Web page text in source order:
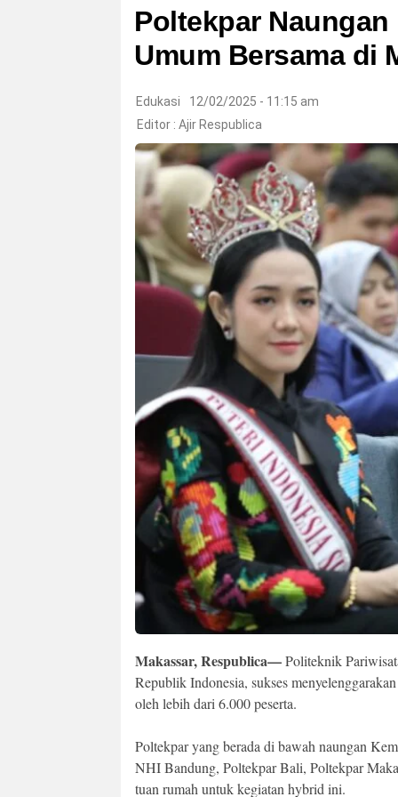
Poltekpar
Umum Bersama di
Edukasi
12/02/2025 - 11:15 am
Editor : Ajir Respublica
Makassar, Respublica—Politeknik
Republik Indonesia, sukses
oleh lebih dari 6.000 peserta.
Poltekpar yang berada di bawah naungan
NHI Bandung, Poltekpar Bali, Poltekpar
tuan rumah untuk kegiatan hybrid ini.